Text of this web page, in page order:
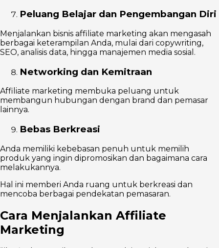
Peluang Belajar dan Pengembangan Diri
Menjalankan bisnis affiliate marketing akan mengasah
berbagai keterampilan Anda, mulai dari copywriting,
SEO, analisis data, hingga manajemen media sosial.
Networking dan Kemitraan
Affiliate marketing membuka peluang untuk
membangun hubungan dengan brand dan pemasar
lainnya.
Bebas Berkreasi
Anda memiliki kebebasan penuh untuk memilih
produk yang ingin dipromosikan dan bagaimana cara
melakukannya.
Hal ini memberi Anda ruang untuk berkreasi dan
mencoba berbagai pendekatan pemasaran.
Cara Menjalankan Affiliate
Marketing